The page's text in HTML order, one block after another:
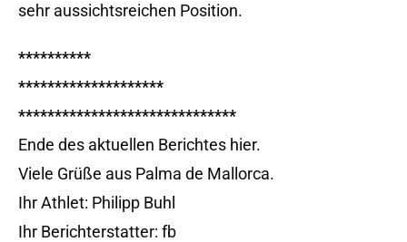
sehr aussichtsreichen Position.
**********
********************
******************************
Ende des aktuellen Berichtes hier.
Viele Grüße aus Palma de Mallorca.
Ihr Athlet: Philipp Buhl
Ihr Berichterstatter: fb